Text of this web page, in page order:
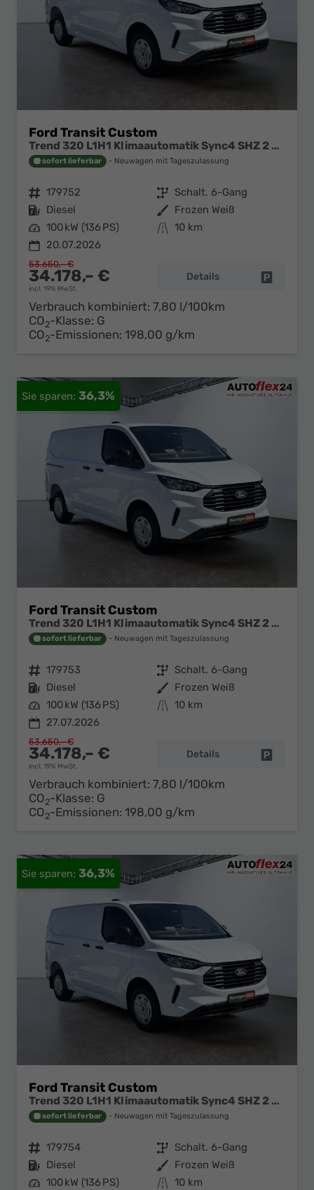
Ford Transit Custom
Trend 320 L1H1 Klimaautomatik Sync4 SHZ 2 x Einparkhilfe Kamera 5JG
sofort lieferbar Neuwagen mit Tageszulassung
Fahrzeugnr. 179752 Getriebe Schalt. 6-Gang
Kraftstoff Diesel Außenfarbe Frozen Weiß
Leistung 100 kW (136 PS) Kilometerstand 10 km
20.07.2026
34.178,– €
incl. 19% MwSt.
53.650,– €
Details
Verbrauch kombiniert: 7,80 l/100km
CO2-Klasse: G
CO2-Emissionen: 198,00 g/km
36,3%
Ford Transit Custom
Trend 320 L1H1 Klimaautomatik Sync4 SHZ 2 x Einparkhilfe Kamera 5JG
sofort lieferbar Neuwagen mit Tageszulassung
Fahrzeugnr. 179753 Getriebe Schalt. 6-Gang
Kraftstoff Diesel Außenfarbe Frozen Weiß
Leistung 100 kW (136 PS) Kilometerstand 10 km
27.07.2026
34.178,– €
incl. 19% MwSt.
53.650,– €
Details
Verbrauch kombiniert: 7,80 l/100km
CO2-Klasse: G
CO2-Emissionen: 198,00 g/km
36,3%
Ford Transit Custom
Trend 320 L1H1 Klimaautomatik Sync4 SHZ 2 x Einparkhilfe Kamera 5JG
sofort lieferbar Neuwagen mit Tageszulassung
Fahrzeugnr. 179754 Getriebe Schalt. 6-Gang
Kraftstoff Diesel Außenfarbe Frozen Weiß
Leistung 100 kW (136 PS) Kilometerstand 10 km